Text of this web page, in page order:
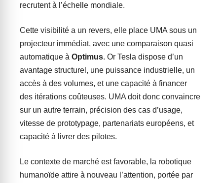
recrutent à l’échelle mondiale.
Cette visibilité a un revers, elle place UMA sous un
projecteur immédiat, avec une comparaison quasi
automatique à Optimus. Or Tesla dispose d’un
avantage structurel, une puissance industrielle, un
accès à des volumes, et une capacité à financer
des itérations coûteuses. UMA doit donc convaincre
sur un autre terrain, précision des cas d’usage,
vitesse de prototypage, partenariats européens, et
capacité à livrer des pilotes.
Le contexte de marché est favorable, la robotique
humanoïde attire à nouveau l’attention, portée par